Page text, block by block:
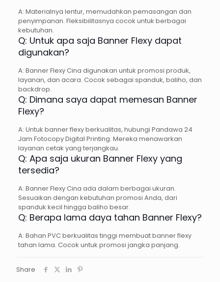
A: Materialnya lentur, memudahkan pemasangan dan
penyimpanan. Fleksibilitasnya cocok untuk berbagai
kebutuhan.
Q: Untuk apa saja Banner Flexy dapat
digunakan?
A: Banner Flexy Cina digunakan untuk promosi produk,
layanan, dan acara. Cocok sebagai spanduk, baliho, dan
backdrop.
Q: Dimana saya dapat memesan Banner
Flexy?
A: Untuk banner flexy berkualitas, hubungi Pandawa 24
Jam Fotocopy Digital Printing. Mereka menawarkan
layanan cetak yang terjangkau.
Q: Apa saja ukuran Banner Flexy yang
tersedia?
A: Banner Flexy Cina ada dalam berbagai ukuran.
Sesuaikan dengan kebutuhan promosi Anda, dari
spanduk kecil hingga baliho besar.
Q: Berapa lama daya tahan Banner Flexy?
A: Bahan PVC berkualitas tinggi membuat banner flexy
tahan lama. Cocok untuk promosi jangka panjang.
Share